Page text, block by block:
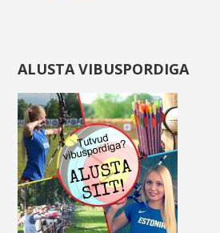
ALUSTA VIBUSPORDIGA